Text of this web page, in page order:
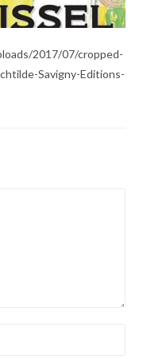
2017/07/cropped-
Savigny-Editions-